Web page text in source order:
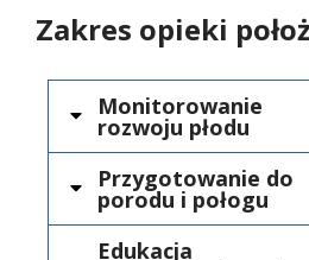
Zakres opieki
Monitorowanie
rozwoju płodu
Przygotowanie do
porodu i połogu
Edukacja